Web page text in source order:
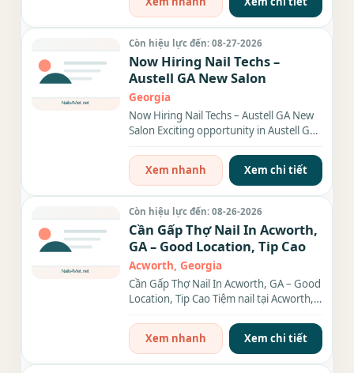
Còn hiệu lực đến: 08-27-2026
Now Hiring Nail Techs –
Austell GA New Salon
Georgia
Now Hiring Nail Techs – Austell GA New
Salon Exciting opportunity in Austell GA!
Xem nhanh
Xem chi tiết
Còn hiệu lực đến: 08-26-2026
Cần Gấp Thợ Nail In Acworth,
GA – Good Location, Tip Cao
Acworth, Georgia
Cần Gấp Thợ Nail In Acworth, GA – Good
Location, Tip Cao Tiệm nail tại Acworth,
Xem nhanh
Xem chi tiết